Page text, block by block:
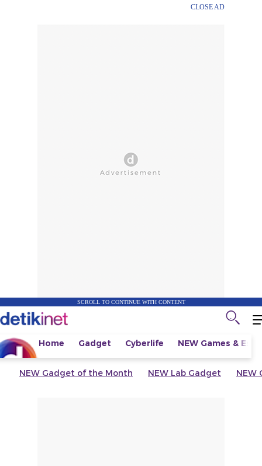
CLOSE AD
SCROLL TO CONTINUE WITH CONTENT
Home Gadget Cyberlife NEW Games &
NEW Gadget of the Month NEW Lab Gadget NEW